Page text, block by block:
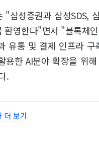
"삼성증권과 삼성SDS,
환영한다"면서 "블록체
유통 및 결제 인프라 구
용한 AI분야 확장을 위
.
더 보기